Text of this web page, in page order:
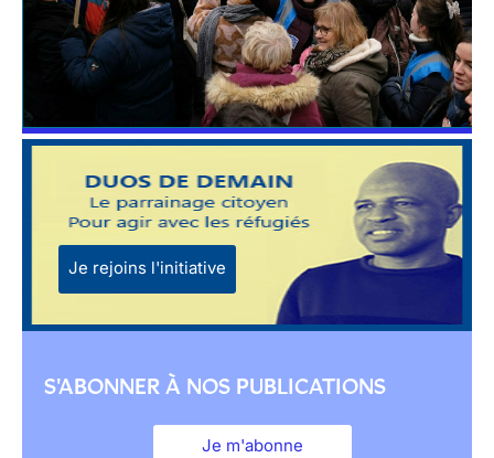
Je rejoins l'initiative
S'ABONNER À NOS PUBLICATIONS
Je m'abonne